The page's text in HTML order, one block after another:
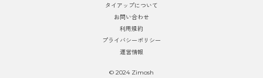
タイアップについて
お問い合わせ
利用規約
プライバシーポリシー
運営情報
© 2024 Zimosh